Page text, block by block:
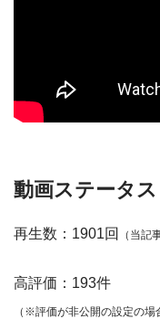
動画ステータス
再生数：1901回 （当記
高評価：193件
（※評価が非公開の設定の場